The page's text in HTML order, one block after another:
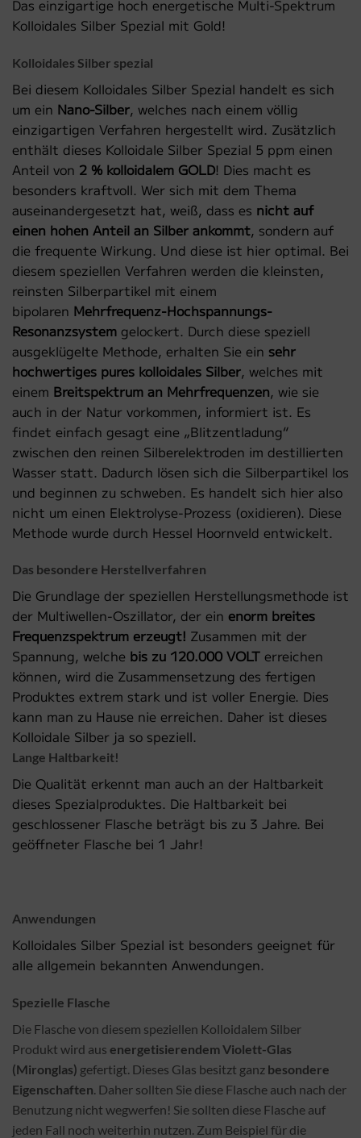
Das einzigartige hoch energetische Multi-Spektrum
Kolloidales Silber Spezial mit Gold!
Kolloidales Silber spezial
Bei diesem Kolloidales Silber Spezial handelt es sich
um ein Nano-Silber, welches nach einem völlig
einzigartigen Verfahren hergestellt wird. Zusätzlich
enthält dieses Kolloidale Silber Spezial 5 ppm einen
Anteil von 2 % kolloidalem GOLD! Dies macht es
besonders kraftvoll. Wer sich mit dem Thema
auseinandergesetzt hat, weiß, dass es nicht auf
einen hohen Anteil an Silber ankommt, sondern auf
die frequente Wirkung. Und diese ist hier optimal. Bei
diesem speziellen Verfahren werden die kleinsten,
reinsten Silberpartikel mit einem
bipolaren Mehrfrequenz-Hochspannungs-
Resonanzsystem gelockert. Durch diese speziell
ausgeklügelte Methode, erhalten Sie ein sehr
hochwertiges pures kolloidales Silber, welches mit
einem Breitspektrum an Mehrfrequenzen, wie sie
auch in der Natur vorkommen, informiert ist. Es
findet einfach gesagt eine „Blitzentladung“
zwischen den reinen Silberelektroden im destillierten
Wasser statt. Dadurch lösen sich die Silberpartikel los
und beginnen zu schweben. Es handelt sich hier also
nicht um einen Elektrolyse-Prozess (oxidieren). Diese
Methode wurde durch Hessel Hoornveld entwickelt.
Das besondere Herstellverfahren
Die Grundlage der speziellen Herstellungsmethode ist
der Multiwellen-Oszillator, der ein enorm breites
Frequenzspektrum erzeugt! Zusammen mit der
Spannung, welche bis zu 120.000 VOLT erreichen
können, wird die Zusammensetzung des fertigen
Produktes extrem stark und ist voller Energie. Dies
kann man zu Hause nie erreichen. Daher ist dieses
Kolloidale Silber ja so speziell.
Lange Haltbarkeit!
Die Qualität erkennt man auch an der Haltbarkeit
dieses Spezialproduktes. Die Haltbarkeit bei
geschlossener Flasche beträgt bis zu 3 Jahre. Bei
geöffneter Flasche bei 1 Jahr!
Anwendungen
Kolloidales Silber Spezial ist besonders geeignet für
alle allgemein bekannten Anwendungen.
Spezielle Flasche
Die Flasche von diesem speziellen Kolloidalem Silber
Produkt wird aus energetisierendem Violett-Glas
(Mironglas) gefertigt. Dieses Glas besitzt ganz besondere
Eigenschaften . Daher sollten Sie diese Flasche auch nach der
Benutzung nicht wegwerfen! Sie sollten diese Flasche auf
jeden Fall noch weiterhin nutzen. Zum Beispiel für die